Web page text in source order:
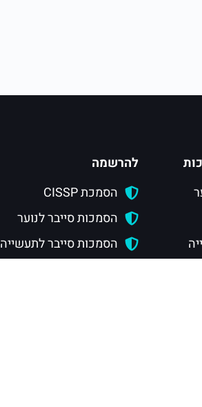
להרשמה
הסמכת CISSP
הסמכות סייבר לנוער
הסמכות סייבר לתעשייה